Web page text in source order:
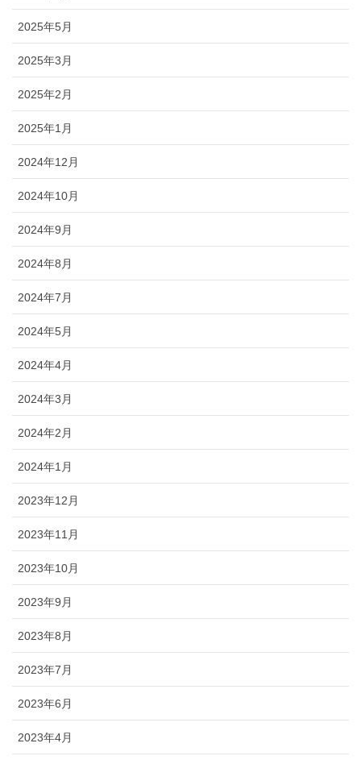
2025年5月
2025年3月
2025年2月
2025年1月
2024年12月
2024年10月
2024年9月
2024年8月
2024年7月
2024年5月
2024年4月
2024年3月
2024年2月
2024年1月
2023年12月
2023年11月
2023年10月
2023年9月
2023年8月
2023年7月
2023年6月
2023年4月